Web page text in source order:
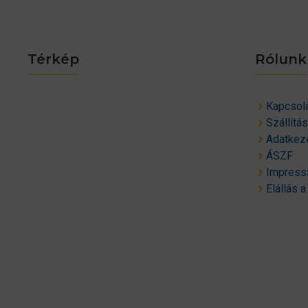
Térkép Rólunk
ÁSZF
Elállás